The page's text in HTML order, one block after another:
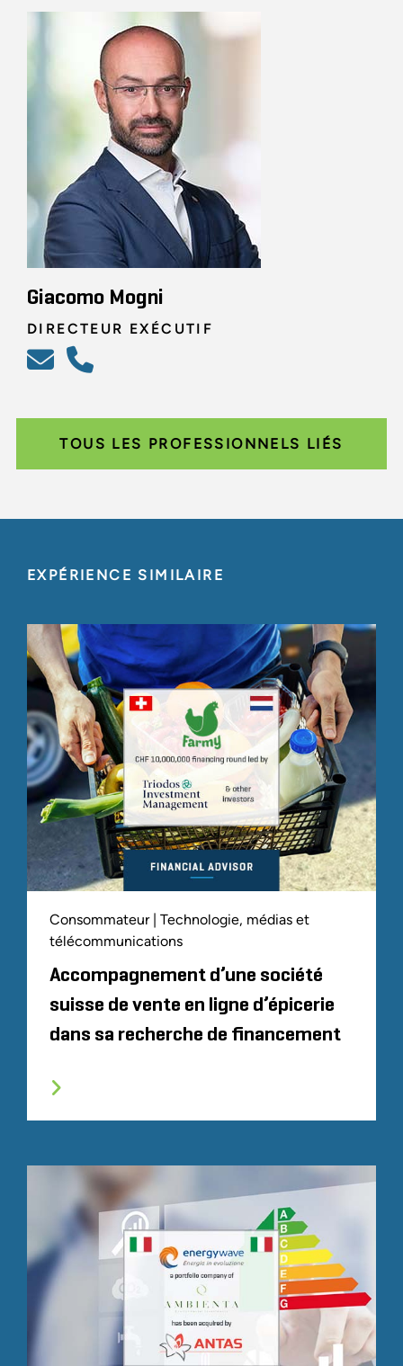
Giacomo Mogni
DIRECTEUR EXÉCUTIF
TOUS LES PROFESSIONNELS LIÉS
EXPÉRIENCE SIMILAIRE
Consommateur | Technologie, médias et
télécommunications
Accompagnement d’une société
suisse de vente en ligne d’épicerie
dans sa recherche de financement